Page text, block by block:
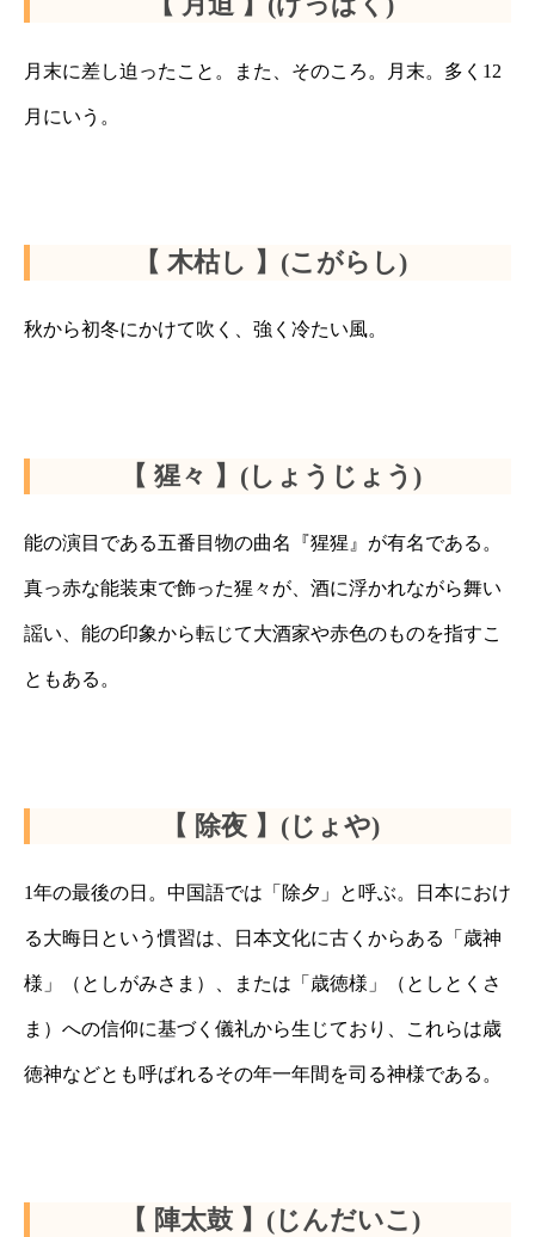
月末に差し迫ったこと。また、そのころ。月末。多く12
月にいう。
【 木枯し 】(こがらし)
秋から初冬にかけて吹く、強く冷たい風。
【 猩々 】(しょうじょう)
能の演目である五番目物の曲名『猩猩』が有名である。
真っ赤な能装束で飾った猩々が、酒に浮かれながら舞い
謡い、能の印象から転じて大酒家や赤色のものを指すこ
ともある。
【 除夜 】(じょや)
1年の最後の日。中国語では「除夕」と呼ぶ。日本におけ
る大晦日という慣習は、日本文化に古くからある「歳神
様」（としがみさま）、または「歳徳様」（としとくさ
ま）への信仰に基づく儀礼から生じており、これらは歳
徳神などとも呼ばれるその年一年間を司る神様である。
【 陣太鼓 】(じんだいこ)